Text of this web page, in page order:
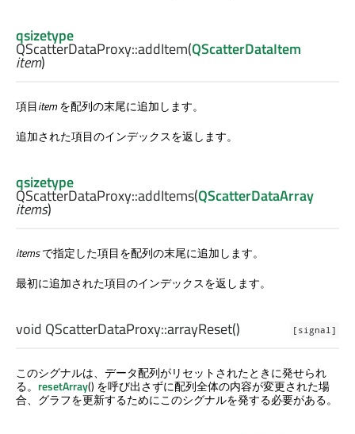
qsizetype
QScatterDataProxy::addItem(QScatterDataItem
item)
項目itemを配列の末尾に追加します。
追加された項目のインデックスを返します。
qsizetype
QScatterDataProxy::addItems(QScatterDataArray
items)
itemsで指定した項目を配列の末尾に追加します。
最初に追加された項目のインデックスを返します。
[signal]
void QScatterDataProxy::arrayReset()
このシグナルは、データ配列がリセットされたときに発せられ
る。 resetArray() を呼び出さずに配列全体の内容が変更された場
合、グラフを更新するためにこのシグナルを発する必要がある。